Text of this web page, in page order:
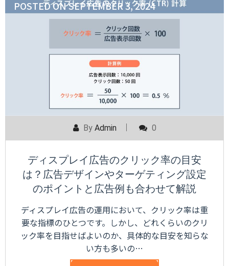
POSTED ONSEPTEMBER 3, 2024
By Admin 0
ディスプレイ広告のクリック率の目安
は？広告デザインやターゲティング設定
のポイントと広告例も合わせて解説
ディスプレイ広告の運用において、クリック率は重
要な指標のひとつです。しかし、どれくらいのクリ
ック率を目指せばよいのか、具体的な目安を知らな
い方も多いの…